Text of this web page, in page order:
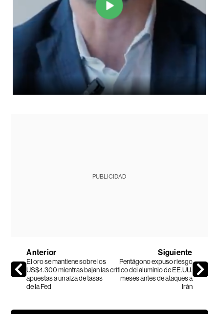
PUBLICIDAD
Anterior
El oro se mantiene sobre los
US$4.300 mientras bajan las
apuestas a un alza de tasas
de la Fed
Siguiente
Pentágono expuso riesgo
crítico del aluminio de EE.UU.
meses antes de ataques a
Irán